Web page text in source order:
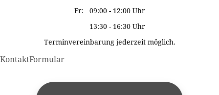
Fr: 09:00 - 12:00 Uhr
13:30 - 16:30 Uhr
Terminvereinbarung jederzeit möglich.
KontaktFormular